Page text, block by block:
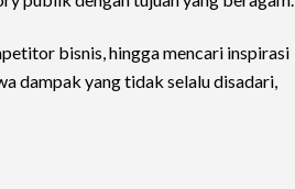
bisnis, hingga mencari inspirasi
dampak yang tidak selalu disadari,